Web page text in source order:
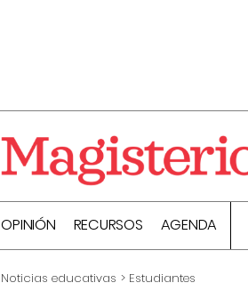
OPINIÓN RECURSOS AGENDA
Noticias educativas Estudiantes